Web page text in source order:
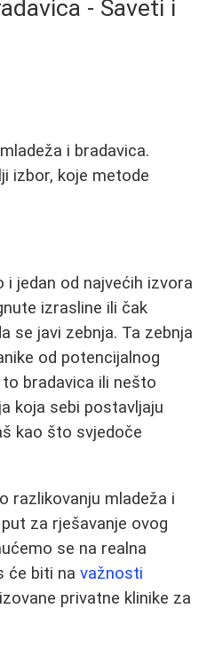
- Saveti i
i bradavica.
izbor, koje metode
jedan od najvećih izvora
izrasline ili čak
se javi zebnja. Ta zebnja
od potencijalnog
bradavica ili nešto
koja sebi postavljaju
kao što svjedoče
razlikovanju mladeža i
za rješavanje ovog
se na realna
će biti navažnosti
privatne klinike za